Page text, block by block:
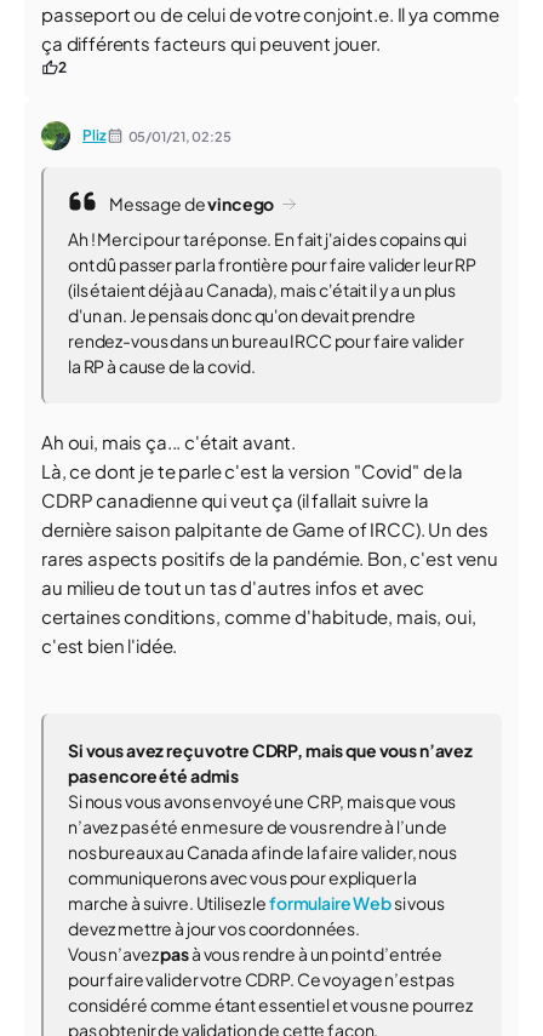
passeport ou de celui de votre conjoint.e. Il ya comme
ça différents facteurs qui peuvent jouer.
2
Pliz 05/01/21,02:25
Message devincego
Ah ! Merci pour ta réponse. En fait j'ai des copains qui
ont dû passer par la frontière pour faire valider leur RP
(ils étaient déjà au Canada), mais c'était il y a un plus
d'un an. Je pensais donc qu'on devait prendre
rendez-vous dans un bureau IRCC pour faire valider
la RP à cause de la covid.
Ah oui, mais ça... c'était avant.
Là, ce dont je te parle c'est la version "Covid" de la
CDRP canadienne qui veut ça (il fallait suivre la
dernière saison palpitante de Game of IRCC). Un des
rares aspects positifs de la pandémie. Bon, c'est venu
au milieu de tout un tas d'autres infos et avec
certaines conditions, comme d'habitude, mais, oui,
c'est bien l'idée.
Si vous avez reçu votre CDRP, mais que vous n’avez
pas encore été admis
Si nous vous avons envoyé une CRP, mais que vous
n’avez pas été en mesure de vous rendre à l’un de
nos bureaux au Canada afin de la faire valider, nous
communiquerons avec vous pour expliquer la
marche à suivre. Utilisez leformulaire Websi vous
devez mettre à jour vos coordonnées.
Vous n’avezpasà vous rendre à un point d’entrée
pour faire valider votre CDRP. Ce voyage n’est pas
considéré comme étant essentiel et vous ne pourrez
pas obtenir de validation de cette façon.